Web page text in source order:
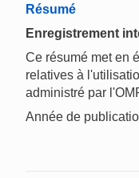
Résumé
Enregistrement
Ce résumé met en
relatives à
administré par
Année de